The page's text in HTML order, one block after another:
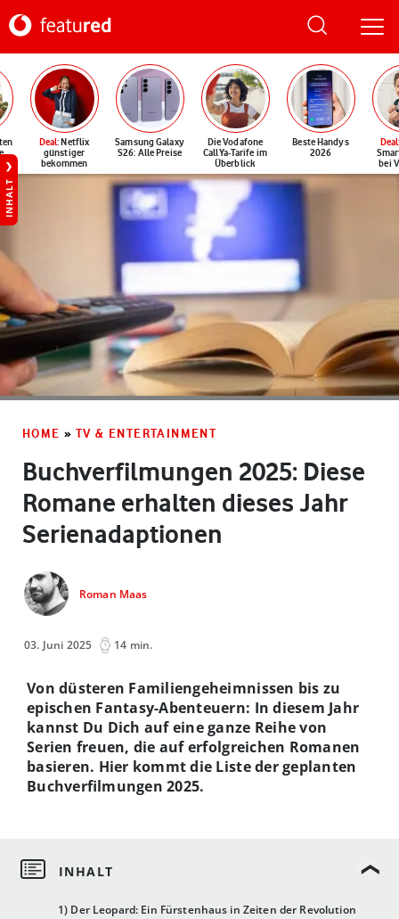
Deal: Netflix
günstiger
bekommen
Samsung Galaxy
S26: Alle Preise
Die Vodafone
CallYa-Tarife im
Überblick
Beste Handys
2026
Deal
bei
INHALT
HOME » TV & ENTERTAINMENT
Buchverfilmungen 2025: Diese
Romane erhalten dieses Jahr
Serienadaptionen
Roman Maas
03. Juni 2025 14 min.
1) Der Leopard: Ein Fürstenhaus in Zeiten der Revolution
Von düsteren Familiengeheimnissen bis zu
epischen Fantasy-Abenteuern: In diesem Jahr
kannst Du Dich auf eine ganze Reihe von
Serien freuen, die auf erfolgreichen Romanen
basieren. Hier kommt die Liste der geplanten
Buchverfilmungen 2025.